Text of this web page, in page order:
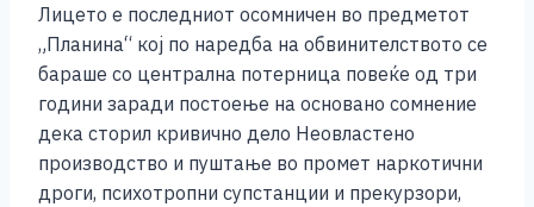
Лицето е последниот осомничен во предметот
„Планина“ кој по наредба на обвинителството се
бараше со централна потерница повеќе од три
години заради постоење на основано сомнение
дека сторил кривично дело Неовластено
производство и пуштање во промет наркотични
дроги, психотропни супстанции и прекурзори,